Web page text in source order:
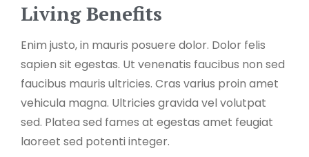
Living Benefits
Enim justo, in mauris posuere dolor. Dolor felis
sapien sit egestas. Ut venenatis faucibus non sed
faucibus mauris ultricies. Cras varius proin amet
vehicula magna. Ultricies gravida vel volutpat
sed. Platea sed fames at egestas amet feugiat
laoreet sed potenti integer.